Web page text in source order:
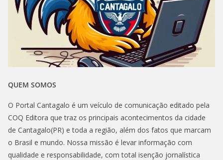
QUEM SOMOS
O Portal Cantagalo é um veículo de comunicação editado pela
COQ Editora que traz os principais acontecimentos da cidade
de Cantagalo(PR) e toda a região, além dos fatos que marcam
o Brasil e mundo. Nossa missão é levar informação com
qualidade e responsabilidade, com total isenção jornalística